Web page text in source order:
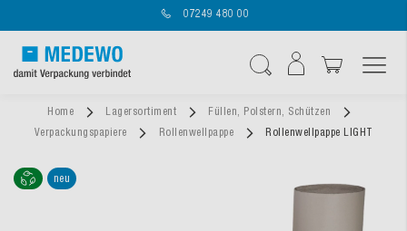
07249 480 00
Home Lagersortiment
Füllen, Polstern, Schützen
Verpackungspapiere
Rollenwellpappe Rollenwellpappe LIGHT
neu